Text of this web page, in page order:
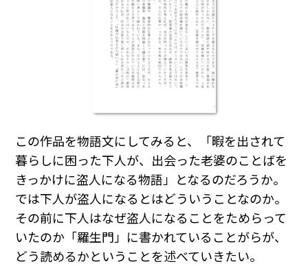
この作品を物語文にしてみると、「暇を出されて
暮らしに困った下人が、出会った老婆のことばを
きっかけに盗人になる物語」となるのだろうか。
では下人が盗人になるとはどういうことなのか。
その前に下人はなぜ盗人になることをためらって
いたのか「羅生門」に書かれていることがらが、
どう読めるかということを述べていきたい。